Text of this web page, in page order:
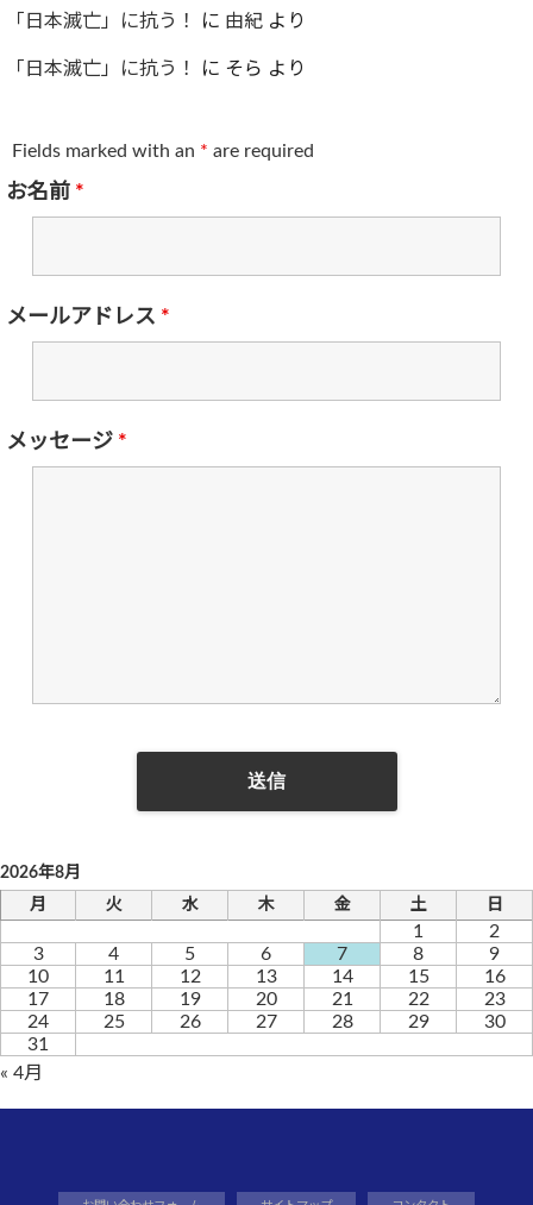
「日本滅亡」に抗う！ に 由紀 より
「日本滅亡」に抗う！ に そら より
Fields marked with an * are required
お名前 *
メールアドレス *
メッセージ *
2026年8月
月
火 水 木 金 土 日
1
2
3
4 5 6 7 8
9
10
11 12 13 14 15
16
17
18 19 20 21 22
23
24
25 26 27 28 29
30
31
« 4月